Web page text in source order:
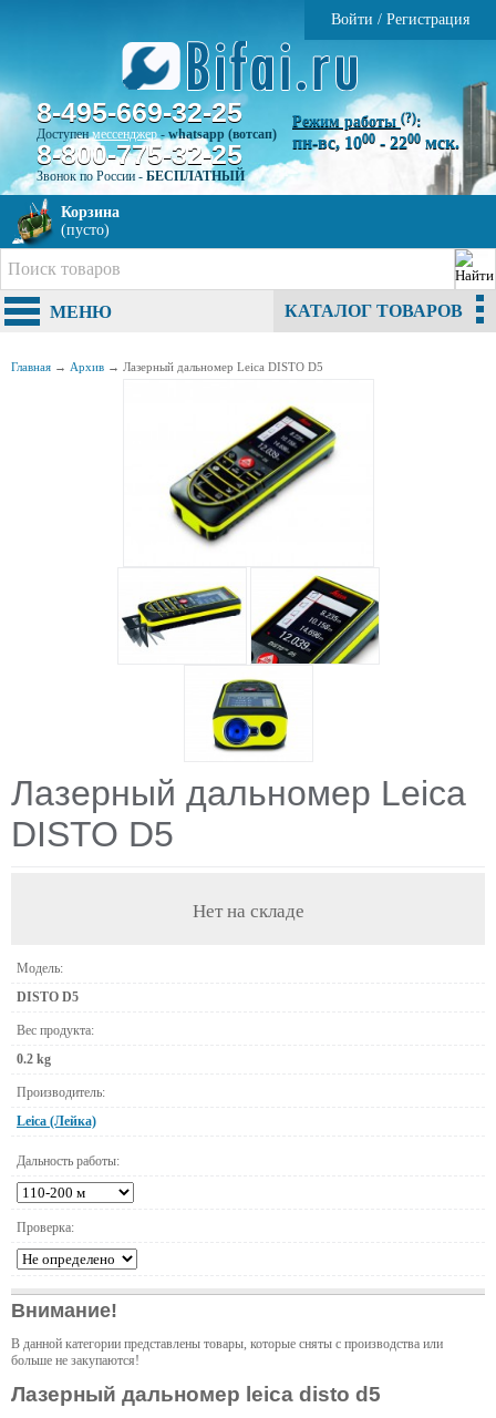
Войти / Регистрация
8-495-669-32-25
Доступенмессенджер-whatsapp (вотсап)
8-800-775-32-25
Звонок по России - БЕСПЛАТНЫЙ
Режим работы (?):
пн-вс, 1000 - 2200 мск.
Корзина
(пусто)
МЕНЮ КАТАЛОГ ТОВАРОВ
Главная → Архив → Лазерный дальномер Leica DISTO D5
Лазерный дальномер Leica
DISTO D5
Нет на складе
Модель:
DISTO D5
Вес продукта:
0.2 kg
Производитель:
Leica (Лейка)
Дальность работы:
Проверка:
Внимание!
В данной категории представлены товары, которые сняты с производства или
больше не закупаются!
Лазерный дальномер leica disto d5